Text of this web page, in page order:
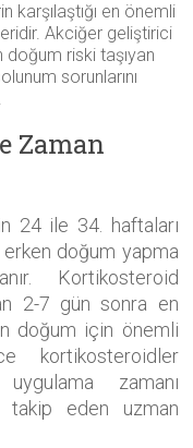
karşılaştığı en önemli
Akciğer geliştirici
doğum riski taşıyan
sorunlarını
Zaman
24 ile 34. haftaları
doğum yapma
Kortikosteroid
2-7 gün sonra en
doğum için önemli
kortikosteroidler
zamanı
eden uzman